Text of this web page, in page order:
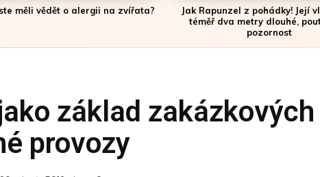
měli vědět o alergii na zvířata?
Jak Rapunzel z pohádky! Její
téměř dva metry dlouhé,
pozornost
základ zakázkových
provozy